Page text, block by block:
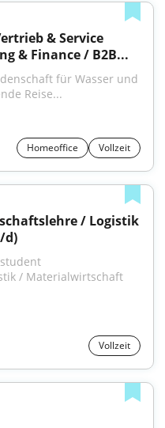
& Service
& Finance / B2B...
für Wasser und
Reise...
Homeoffice Vollzeit
schaftslehre / Logistik
d)
/ Materialwirtschaft
Vollzeit